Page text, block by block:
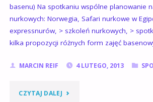
basenu) Na spotkaniu wspólne planowanie
nurkowych: Norwegia, Safari nurkowe w
expressnurów, > szkoleń nurkowych, >
kilka propozycji różnych form zajęć
MARCIN REIF 4 LUTEGO, 2013
CZYTAJ DALEJ"SPOTKANIE